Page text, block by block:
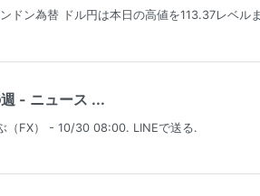
ドン為替 ドル円は本日の高値を113.37レベ
- ニュース ...
（FX） - 10/30 08:00. LINEで送る.